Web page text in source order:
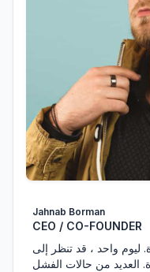
Jahnab Borman
CEO / CO-FOUNDER
ليوم واحد ، قد تنظر إلى
العديد من حالات الفشل